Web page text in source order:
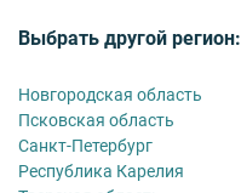
Выбрать другой регион:
Новгородская область
Псковская область
Санкт-Петербург
Республика Карелия